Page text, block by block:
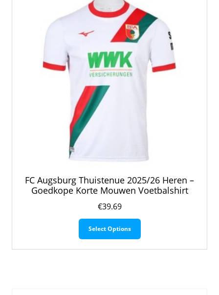
FC Augsburg Thuistenue 2025/26 Heren –
Goedkope Korte Mouwen Voetbalshirt
€39.69
Select Options
Dit